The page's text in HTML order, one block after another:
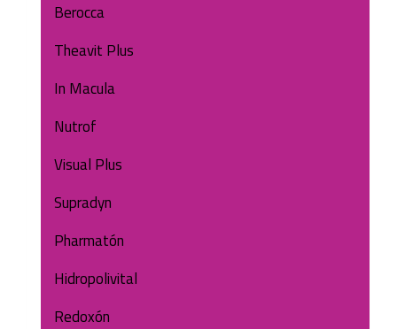
Berocca
Theavit Plus
In Macula
Nutrof
Visual Plus
Supradyn
Pharmatón
Hidropolivital
Redoxón